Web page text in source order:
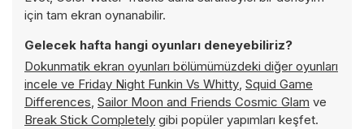
için tam ekran oynanabilir.
Gelecek hafta hangi oyunları deneyebiliriz?
Dokunmatik ekran oyunları bölümümüzdeki diğer oyunları
incele ve Friday Night Funkin Vs Whitty, Squid Game
Differences, Sailor Moon and Friends Cosmic Glam ve
Break Stick Completely gibi popüler yapımları keşfet.